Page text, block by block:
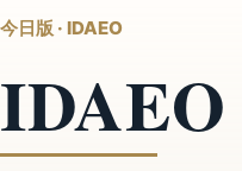
今日版 · IDAEO
IDAEO